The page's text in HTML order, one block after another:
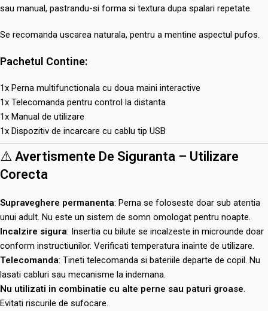
sau manual, pastrandu-si forma si textura dupa spalari repetate.
Se recomanda uscarea naturala, pentru a mentine aspectul pufos.
Pachetul Contine:
1x Perna multifunctionala cu doua maini interactive
1x Telecomanda pentru control la distanta
1x Manual de utilizare
1x Dispozitiv de incarcare cu cablu tip USB
⚠️ Avertismente De Siguranta – Utilizare
Corecta
Supraveghere permanenta: Perna se foloseste doar sub atentia
unui adult. Nu este un sistem de somn omologat pentru noapte.
Incalzire sigura: Insertia cu bilute se incalzeste in microunde doar
conform instructiunilor. Verificati temperatura inainte de utilizare.
Telecomanda: Tineti telecomanda si bateriile departe de copil. Nu
lasati cabluri sau mecanisme la indemana.
Nu utilizati in combinatie cu alte perne sau paturi groase.
Evitati riscurile de sufocare.